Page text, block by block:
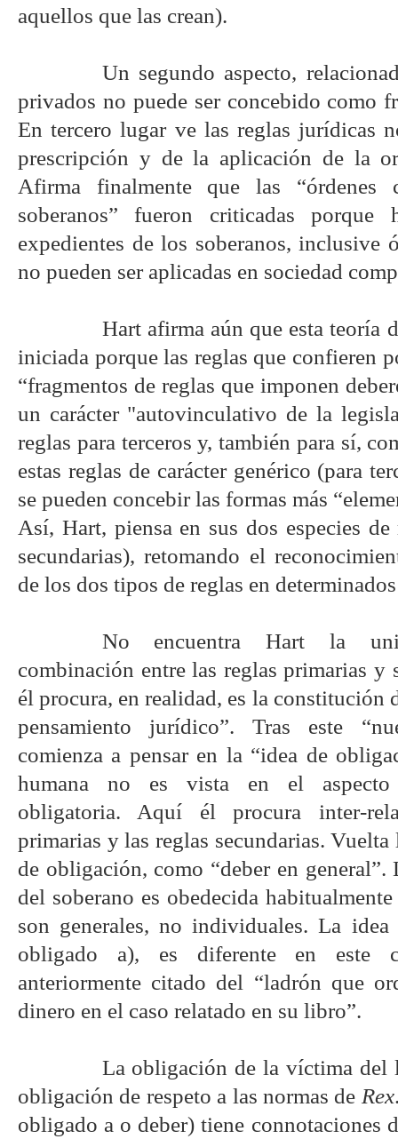
aquellos que las crean).
Un segundo aspecto,
privados no puede ser concebido como
En tercero lugar ve las reglas jurídicas
prescripción y de la aplicación de la
Afirma finalmente que las “órdenes
soberanos” fueron criticadas
expedientes de los soberanos, inclusive
no pueden ser aplicadas en sociedad
Hart afirma aún que esta teoría
iniciada porque las reglas que confieren
“fragmentos de reglas que imponen
un carácter "autovinculativo de la
reglas para terceros y, también para sí,
estas reglas de carácter genérico (para
se pueden concebir las formas más
Así, Hart, piensa en sus dos especies
secundarias), retomando el
de los dos tipos de reglas en
No encuentra Hart la
combinación entre las reglas primarias y
él procura, en realidad, es la constitución
pensamiento jurídico”. Tras este
comienza a pensar en la “idea de
humana no es vista en el aspecto
obligatoria. Aquí él procura inter-
primarias y las reglas secundarias. Vuelta
de obligación, como “deber en general”.
del soberano es obedecida
son generales, no individuales. La
obligado a), es diferente en este
anteriormente citado del “ladrón que
dinero en el caso relatado en su libro”.
La obligación de la víctima del
obligación de respeto a las normas de Rex
obligado a o deber) tiene connotaciones